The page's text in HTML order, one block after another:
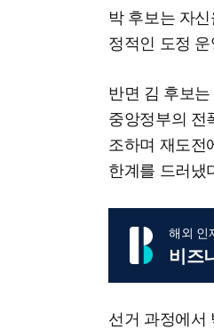
박 후보는 자
정적인 도정
반면 김 후보
중앙정부의 전
조하며 재도전
한계를 드러냈
해외 인
비즈
선거 과정에서